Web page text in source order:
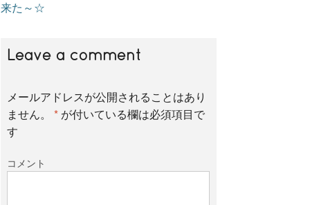
来た～☆
Leave a comment
メールアドレスが公開されることはあり
ません。
* が付いている欄は必須項目で
す
コメント